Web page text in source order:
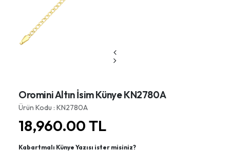
Oromini Altın İsim Künye KN2780A
Ürün Kodu : KN2780A
18,960.00TL
Kabartmalı Künye Yazısı ister misiniz?